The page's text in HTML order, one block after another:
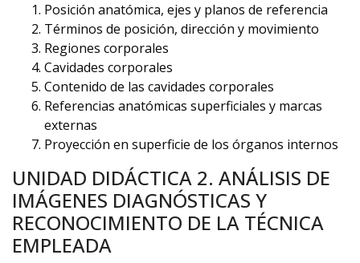
Posición anatómica, ejes y planos de referencia
Términos de posición, dirección y movimiento
Regiones corporales
Cavidades corporales
Contenido de las cavidades corporales
Referencias anatómicas superficiales y marcas
externas
Proyección en superficie de los órganos internos
UNIDAD DIDÁCTICA 2. ANÁLISIS DE
IMÁGENES DIAGNÓSTICAS Y
RECONOCIMIENTO DE LA TÉCNICA
EMPLEADA